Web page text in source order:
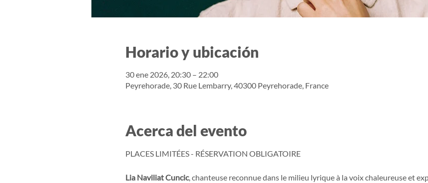
Horario y ubicación
30 ene 2026, 20:30 – 22:00
Peyrehorade, 30 Rue Lembarry, 40300 Peyrehorade, France
Acerca del evento
PLACES LIMITÉES - RÉSERVATION OBLIGATOIRE
Lia Naviliat Cuncic, chanteuse reconnue dans le milieu lyrique à la voix chaleureuse et